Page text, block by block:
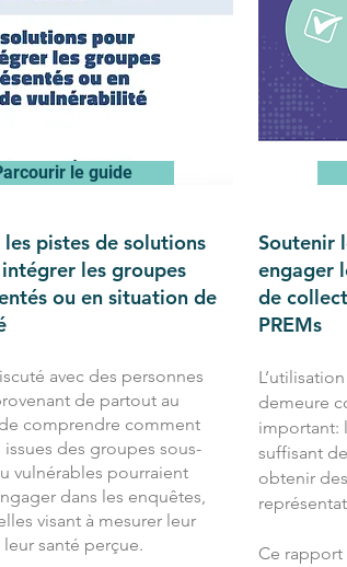
le guide
pistes de solutions
les groupes
ou en situation de
avec des personnes
de partout au
comprendre comment
des groupes sous-
vulnérables pourraient
dans les enquêtes,
visant à mesurer leur
santé perçue.
Soutenir
engager
de
PREMs
demeure
important:
suffisant
obtenir
Ce rapport